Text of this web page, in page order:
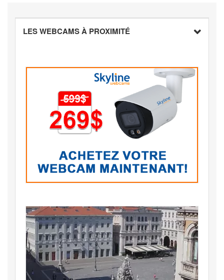
LES WEBCAMS À PROXIMITÉ